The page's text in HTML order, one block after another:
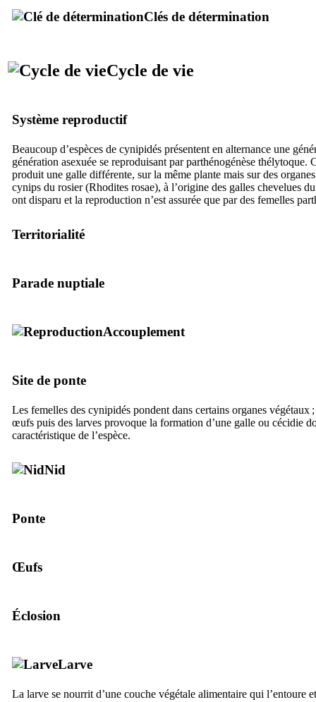
Clés de détermination
Cycle de vie
Système reproductif
Beaucoup d’espèces de cynipidés présentent en alternance une
génération asexuée se reproduisant par parthénogénèse thélytoque.
produit une galle différente, sur la même plante mais sur des
cynips du rosier (Rhodites rosae), à l’origine des galles chevelues
ont disparu et la reproduction n’est assurée que par des femelles
Territorialité
Parade nuptiale
Accouplement
Site de ponte
Les femelles des cynipidés pondent dans certains organes végétaux
œufs puis des larves provoque la formation d’une galle ou cécidie
caractéristique de l’espèce.
Nid
Ponte
Œufs
Éclosion
Larve
La larve se nourrit d’une couche végétale alimentaire qui l’entoure